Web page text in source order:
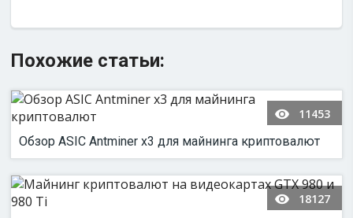
Похожие статьи:
11453
Обзор ASIC Antminer x3 для майнинга криптовалют
18127